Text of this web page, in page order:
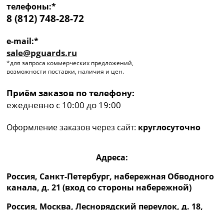
телефоны:*
8 (812) 748-28-72
e-mail:*
sale@pguards.ru
*для запроса коммерческих предложений,
возможности поставки, наличия и цен.
Приём заказов по телефону:
ежедневно с 10:00 до 19:00
Оформление заказов через сайт: круглосуточно
Адреса:
Россия, Санкт-Петербург, набережная Обводного
канала, д. 21 (вход со стороны набережной)
Россия, Москва, Леснорядский переулок, д. 18,